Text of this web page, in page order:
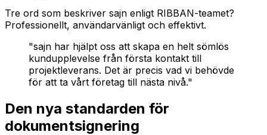
Tre ord som beskriver sajn enligt RIBBAN-teamet?
Professionellt, användarvänligt och effektivt.
"sajn har hjälpt oss att skapa en helt sömlös
kundupplevelse från första kontakt till
projektleverans. Det är precis vad vi behövde
för att ta vårt företag till nästa nivå."
Den nya standarden för
dokumentsignering